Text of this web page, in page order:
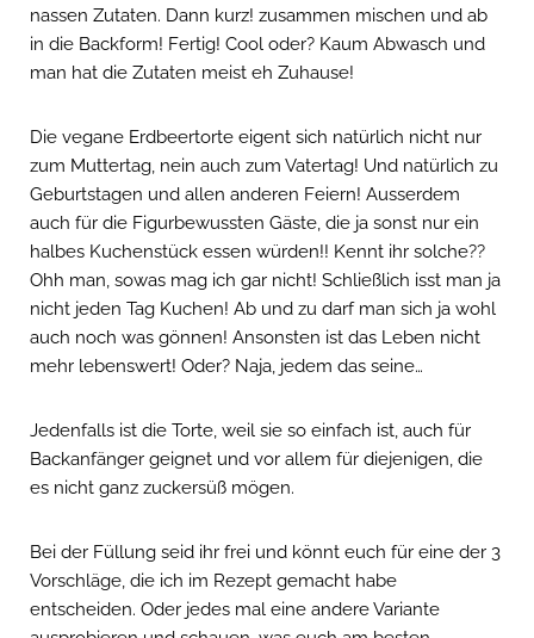
nassen Zutaten. Dann kurz! zusammen mischen und ab
in die Backform! Fertig! Cool oder? Kaum Abwasch und
man hat die Zutaten meist eh Zuhause!
Die vegane Erdbeertorte eigent sich natürlich nicht nur
zum Muttertag, nein auch zum Vatertag! Und natürlich zu
Geburtstagen und allen anderen Feiern! Ausserdem
auch für die Figurbewussten Gäste, die ja sonst nur ein
halbes Kuchenstück essen würden!! Kennt ihr solche??
Ohh man, sowas mag ich gar nicht! Schließlich isst man ja
nicht jeden Tag Kuchen! Ab und zu darf man sich ja wohl
auch noch was gönnen! Ansonsten ist das Leben nicht
mehr lebenswert! Oder? Naja, jedem das seine…
Jedenfalls ist die Torte, weil sie so einfach ist, auch für
Backanfänger geignet und vor allem für diejenigen, die
es nicht ganz zuckersüß mögen.
Bei der Füllung seid ihr frei und könnt euch für eine der 3
Vorschläge, die ich im Rezept gemacht habe
entscheiden. Oder jedes mal eine andere Variante